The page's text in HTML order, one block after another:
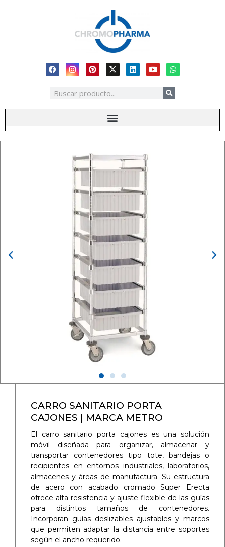
CARRO SANITARIO PORTA
CAJONES | MARCA METRO
El carro sanitario porta cajones es una solución
móvil diseñada para organizar, almacenar y
transportar contenedores tipo tote, bandejas o
recipientes en entornos industriales, laboratorios,
almacenes y áreas de manufactura. Su estructura
de acero con acabado cromado Super Erecta
ofrece alta resistencia y ajuste flexible de las guías
para distintos tamaños de contenedores.
Incorporan guías deslizables ajustables y marcos
que permiten adaptar la distancia entre soportes
según el ancho requerido.